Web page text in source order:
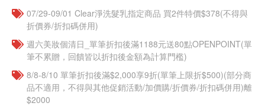
07/29-09/01 Clear淨洗髮乳指定商品 買2件特價$378(不得與
折價券/折扣碼併用)
週六美妝個清日_單筆折扣後滿1188元送80點OPENPOINT(單
筆不累贈，回饋皆以折扣後金額為計算門檻)
8/8-8/10 單筆折扣後滿$2,000享9折(單筆上限折$500)(部分商
品不適用，不得與其他促銷活動/加價購/折價券/折扣碼併用)離
$2000